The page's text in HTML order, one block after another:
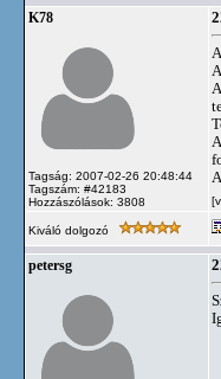
K78
Tagság: 2007-02-26 20:48:44
Tagszám: #42183
Hozzászólások: 3808
Kiváló dolgozó
petersg